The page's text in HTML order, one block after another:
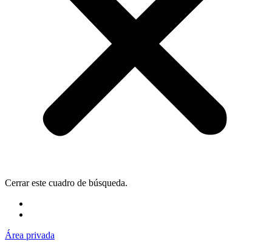
Cerrar este cuadro de búsqueda.
Área privada